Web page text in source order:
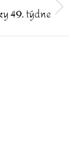
49. týdne